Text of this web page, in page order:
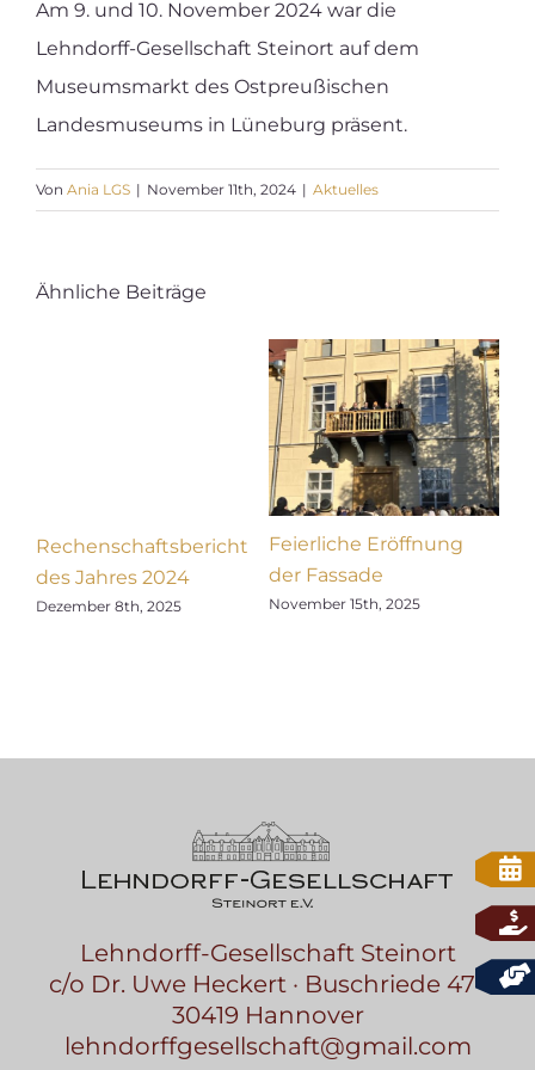
Spenden
Deutsch
Am 9. und 10. November 2024 war die
Lehndorff-Gesellschaft Steinort auf dem
Museumsmarkt des Ostpreußischen
Landesmuseums in Lüneburg präsent.
Von Ania LGS | November 11th, 2024 | Aktuelles
Ähnliche Beiträge
Rechenschaftsbericht
des Jahres 2024
Dezember 8th, 2025
Feierliche Eröffnung
der Fassade
November 15th, 2025
Lehndorff-Gesellschaft Steinort
c/o Dr. Uwe Heckert · Buschriede 47 ·
30419 Hannover
lehndorffgesellschaft@gmail.com